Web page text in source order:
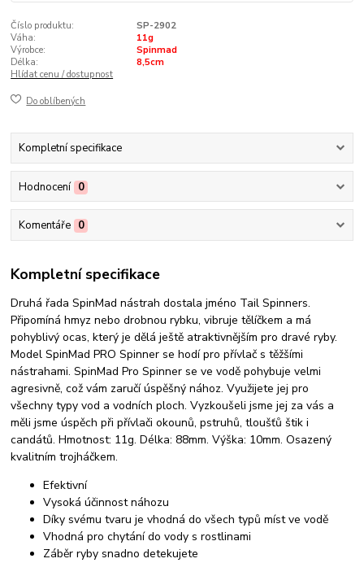
Číslo produktu:
SP-2902
Váha:
11g
Výrobce:
Spinmad
Délka:
8,5cm
Hlídat cenu / dostupnost
Do oblíbených
Kompletní specifikace
Hodnocení 0
Komentáře 0
Kompletní specifikace
Druhá řada SpinMad nástrah dostala jméno Tail Spinners.
Připomíná hmyz nebo drobnou rybku, vibruje tělíčkem a má
pohyblivý ocas, který je dělá ještě atraktivnějším pro dravé ryby.
Model SpinMad PRO Spinner se hodí pro přívlač s těžšími
nástrahami. SpinMad Pro Spinner se ve vodě pohybuje velmi
agresivně, což vám zaručí úspěšný nához. Využijete jej pro
všechny typy vod a vodních ploch. Vyzkoušeli jsme jej za vás a
měli jsme úspěch při přívlači okounů, pstruhů, tloušťů štik i
candátů. Hmotnost: 11g. Délka: 88mm. Výška: 10mm. Osazený
kvalitním trojháčkem.
Efektivní
Vysoká účinnost náhozu
Díky svému tvaru je vhodná do všech typů míst ve vodě
Vhodná pro chytání do vody s rostlinami
Záběr ryby snadno detekujete